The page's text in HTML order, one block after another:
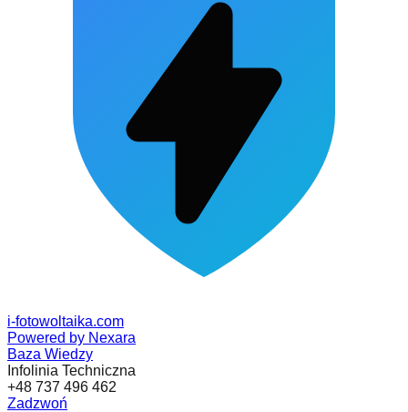
i-fotowoltaika.com
Powered by Nexara
Baza Wiedzy
Infolinia Techniczna
+48 737 496 462
Zadzwoń